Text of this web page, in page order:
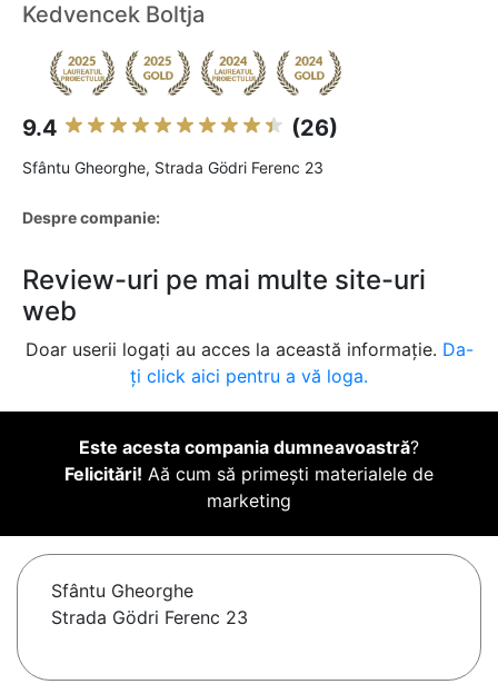
Kedvencek Boltja
9.4 (26)
Sfântu Gheorghe, Strada Gödri Ferenc 23
Despre companie:
Review-uri pe mai multe site-uri
web
Doar userii logați au acces la această informație. Da-
ți click aici pentru a vă loga.
Este acesta compania dumneavoastră?
Felicitări! Aă cum să primești materialele de
marketing
Sfântu Gheorghe
Strada Gödri Ferenc 23